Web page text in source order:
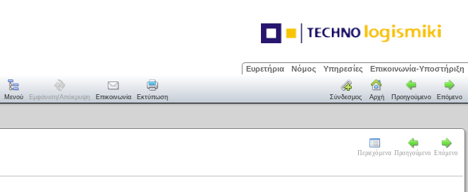
Ευρετήρια Νόμος Υπηρεσίες Επικοινωνία-Υποστήριξη
Μενού Εμφάνιση/απόκρυψη Επικοινωνία Εκτύπωση Σύνδεσμος Αρχή Προηγούμενο Επόμενο